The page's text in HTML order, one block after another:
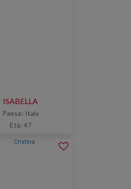
ISABELLA
Paese: Italy
Età: 47